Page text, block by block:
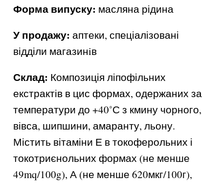
Форма випуску: масляна рідина
У продажу: аптеки, спеціалізовані
відділи магазинiв
Склад: Композиція ліпофільних
екстрактів в цис формах, одержаних за
температури до +40˚С з кмину чорного,
вівса, шипшини, амаранту, льону.
Містить вітаміни Е в токоферольних і
токотриєнольних формах (не менше
49mq/100g), А (не менше 620мкг/100г),